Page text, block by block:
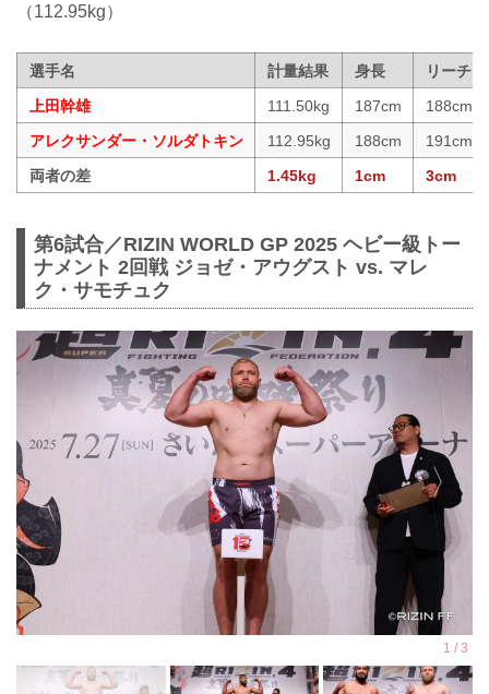
（112.95kg）
選手名 計量結果 身長
リーチ
上田幹雄
111.50kg 187cm
188cm
アレクサンダー・ソルダトキン
112.95kg 188cm
191cm
両者の差
1.45kg 1cm 3cm
第6試合／RIZIN WORLD GP 2025 ヘビー級トー
ナメント 2回戦 ジョゼ・アウグスト vs. マレ
ク・サモチュク